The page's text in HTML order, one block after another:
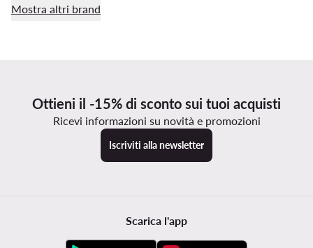
Mostra altri brand
Ottieni il -15% di sconto sui tuoi acquisti
Ricevi informazioni su novità e promozioni
Iscriviti alla newsletter
Scarica l'app